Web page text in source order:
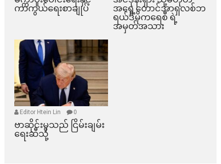
ကာကွယ်ရေးစာချုပ်
အရှေ့တောင်အာရှလစ်ဘ
ရယ်ဒီမိုကရေစီ ရဲ့
အမှတ်အသား
Editor Htein Lin 0
ဗာဆိုင်းမှသည် ငြိမ်းချမ်း
ရေးဆီသို့